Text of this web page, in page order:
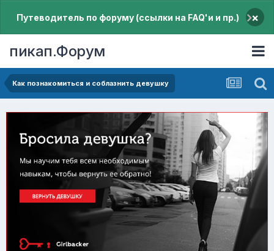
Путеводитель по форуму (ссылки на FAQ'и и пр.) ×
пикап.Форум
Как познакомиться и соблазнить девушку